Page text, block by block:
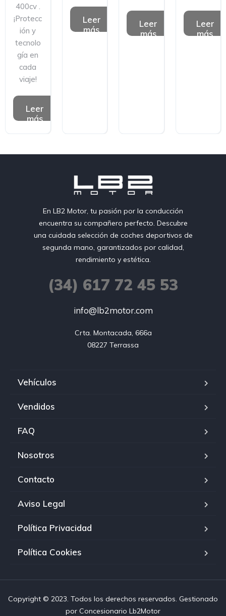
400cv .
¡Protecc
ión y
tecnolo
gía en
cada
viaje!
Leer
más
Leer
más
Leer
más
Leer
más
En LB2 Motor, tu pasión por la conducción
encuentra su compañero perfecto. Descubre
una cuidada selección de coches deportivos de
segunda mano, garantizados por calidad,
rendimiento y estética.
(34) 617 72 45 53
info@lb2motor.com
Crta. Montacada, 666a
08227 Terrassa
Vehículos
Vendidos
FAQ
Nosotros
Contacto
Aviso Legal
Política Privacidad
Política Cookies
Copyright © 2023. Todos los derechos reservados. Gestionado
por Concesionario Lb2Motor